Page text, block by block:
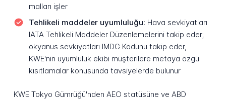
malları işler
Tehlikeli maddeler uyumluluğu: Hava sevkiyatları
IATA Tehlikeli Maddeler Düzenlemelerini takip eder;
okyanus sevkiyatları IMDG Kodunu takip eder,
KWE'nin uyumluluk ekibi müşterilere metaya özgü
kısıtlamalar konusunda tavsiyelerde bulunur
KWE Tokyo Gümrüğü'nden AEO statüsüne ve ABD